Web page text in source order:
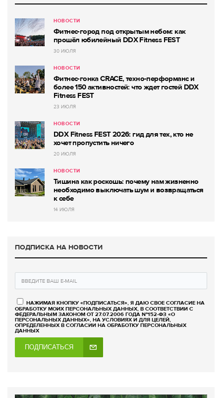
НОВОСТИ
Фитнес-город под открытым небом: как
прошёл юбилейный DDX Fitness FEST
30 ИЮЛЯ
НОВОСТИ
Фитнес-гонка CRACE, техно-перформанс и
более 150 активностей: что ждет гостей DDX
Fitness FEST
23 ИЮЛЯ
НОВОСТИ
DDX Fitness FEST 2026: гид для тех, кто не
хочет пропустить ничего
20 ИЮЛЯ
НОВОСТИ
Тишина как роскошь: почему нам жизненно
необходимо выключать шум и возвращаться
к себе
14 ИЮЛЯ
ПОДПИСКА НА НОВОСТИ
НАЖИМАЯ КНОПКУ «ПОДПИСАТЬСЯ», Я ДАЮ СВОЕ СОГЛАСИЕ НА
ОБРАБОТКУ МОИХ ПЕРСОНАЛЬНЫХ ДАННЫХ, В СООТВЕТСТВИИ С
ФЕДЕРАЛЬНЫМ ЗАКОНОМ ОТ 27.07.2006 ГОДА №152-ФЗ «О
ПЕРСОНАЛЬНЫХ ДАННЫХ», НА УСЛОВИЯХ И ДЛЯ ЦЕЛЕЙ,
ОПРЕДЕЛЕННЫХ В СОГЛАСИИ НА ОБРАБОТКУ ПЕРСОНАЛЬНЫХ
ДАННЫХ
ПОДПИСАТЬСЯ